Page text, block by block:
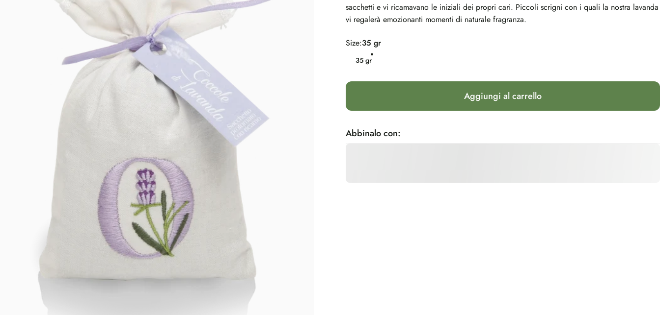
sacchetti e vi ricamavano le iniziali dei propri cari. Piccoli scrigni con i quali la nostra lavanda
vi regalerà emozionanti momenti di naturale fragranza.
Size
Size:35 gr
35 gr
Aggiungi al carrello
Abbinalo con: